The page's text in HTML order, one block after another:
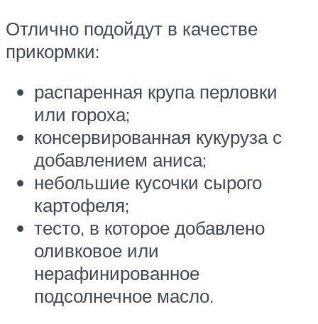
Отлично подойдут в качестве
прикормки:
распаренная крупа перловки
или гороха;
консервированная кукуруза с
добавлением аниса;
небольшие кусочки сырого
картофеля;
тесто, в которое добавлено
оливковое или
нерафинированное
подсолнечное масло.